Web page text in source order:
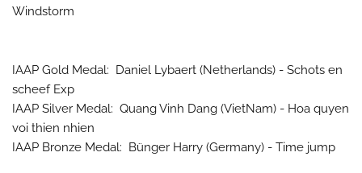
Windstorm
IAAP Gold Medal: Daniel Lybaert (Netherlands) - Schots en
scheef Exp
IAAP Silver Medal: Quang Vinh Dang (VietNam) - Hoa quyen
voi thien nhien
IAAP Bronze Medal: Bünger Harry (Germany) - Time jump